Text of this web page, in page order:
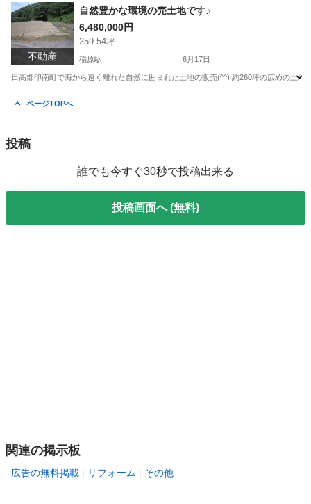
和歌山 日高郡 紀伊内原駅 中古（マンション/一戸建て）
物件
不動産
自然豊かな環境の売土地です♪
6,480,000円
259.54坪
稲原駅 6月17日
日高郡印南町で海から遠く離れた自然に囲まれた土地の販売(^^) 約260坪の広めの土
ページTOPへ
投稿
誰でも今すぐ30秒で投稿出来る
投稿画面へ (無料)
関連の掲示板
広告の無料掲載 リフォーム その他